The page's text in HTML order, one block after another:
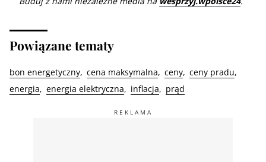
Powiązane tematy
bon energetyczny cena maksymalna ceny ceny pradu
energia
energia elektryczna inflacja prąd